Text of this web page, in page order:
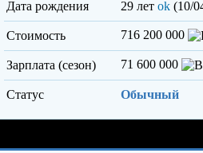
Дата рождения 29 лет ok (10/
Стоимость 716 200 000
Зарплата (сезон) 71 600 000
Статус Обычный